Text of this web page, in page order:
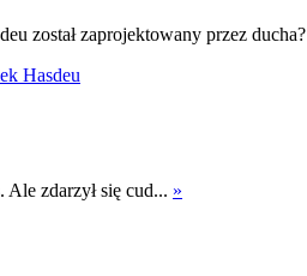
został zaprojektowany przez ducha?
Hasdeu
zdarzył się cud... »